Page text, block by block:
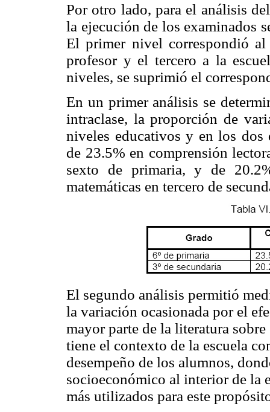
Por otro lado, para el análisis
la ejecución de los examinados
El primer nivel correspondió
profesor y el tercero a la
niveles, se suprimió el
En un primer análisis se
intraclase, la proporción de
niveles educativos y en los dos
de 23.5% en comprensión
sexto de primaria, y de
matemáticas en tercero de
El segundo análisis permitió
la variación ocasionada por el
mayor parte de la literatura
tiene el contexto de la escuela
desempeño de los alumnos,
socioeconómico al interior de la
más utilizados para este